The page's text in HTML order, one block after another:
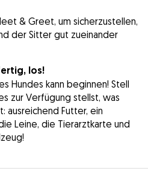
& Greet, um sicherzustellen,
der Sitter gut zueinander
los!
Hundes kann beginnen! Stell
zur Verfügung stellst, was
ausreichend Futter, ein
Leine, die Tierarztkarte und